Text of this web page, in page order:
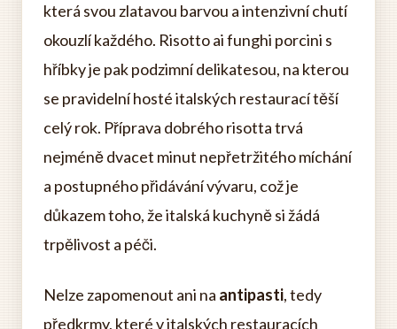
která svou zlatavou barvou a intenzivní chutí
okouzlí každého. Risotto ai funghi porcini s
hříbky je pak podzimní delikatesou, na kterou
se pravidelní hosté italských restaurací těší
celý rok. Příprava dobrého risotta trvá
nejméně dvacet minut nepřetržitého míchání
a postupného přidávání vývaru, což je
důkazem toho, že italská kuchyně si žádá
trpělivost a péči.
Nelze zapomenout ani na antipasti, tedy
předkrmy, které v italských restauracích